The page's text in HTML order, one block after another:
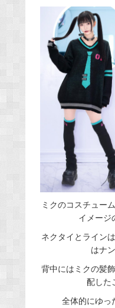
ミクのコスチュー
イメージ
ネクタイとライン
はナ
背中にはミクの髪
配した
全体的にゆっ